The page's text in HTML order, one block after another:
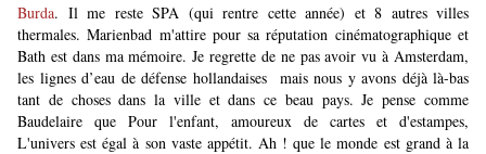
Burda. Il me reste SPA (qui rentre cette année) et 8 autres villes
thermales. Marienbad m'attire pour sa réputation cinématographique et
Bath est dans ma mémoire. Je regrette de ne pas avoir vu à Amsterdam,
les lignes d’eau de défense hollandaises mais nous y avons déjà là-bas
tant de choses dans la ville et dans ce beau pays. Je pense comme
Baudelaire que Pour l'enfant, amoureux de cartes et d'estampes,
L'univers est égal à son vaste appétit. Ah ! que le monde est grand à la